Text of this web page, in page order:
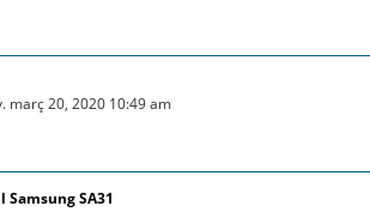
març 20, 2020 10:49 am
SA31